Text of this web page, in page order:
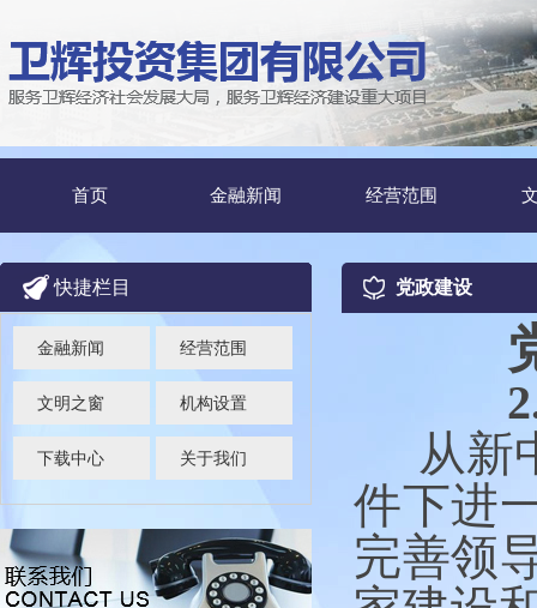
首页 金融新闻 经营范围
快捷栏目
金融新闻 经营范围
文明之窗 机构设置
下载中心 关于我们
党政建设
从新
件下进
完善领